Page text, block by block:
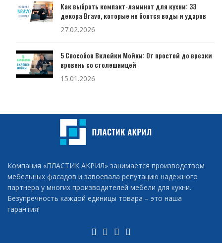
Как выбрать компакт-ламинат для кухни: 33
декора Bravo, которые не боятся воды и ударов
27.02.2026
5 Способов Вклейки Мойки: От простой до врезки
вровень со столешницей
15.01.2026
Компания «ПЛАСТИК АКРИЛ» занимается производством
мебельных фасадов и завоевала репутацию надежного
партнера у многих производителей мебели для кухни.
Безупречность каждой единицы товара – это наша
гарантия!